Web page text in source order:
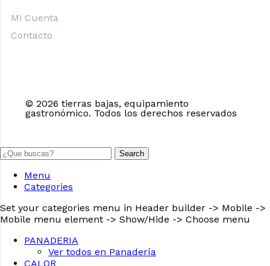
Mi Cuenta
Contacto
© 2026 tierras bajas, equipamiento
gastronómico. Todos los derechos reservados
Search
Menu
Categories
Set your categories menu in Header builder -> Mobile ->
Mobile menu element -> Show/Hide -> Choose menu
PANADERIA
Ver todos en Panadería
CALOR